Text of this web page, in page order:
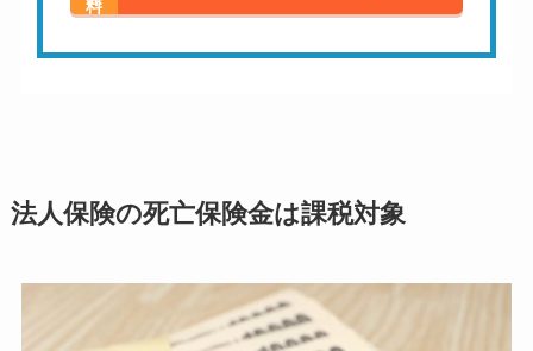
法人保険の死亡保険金は課税対象